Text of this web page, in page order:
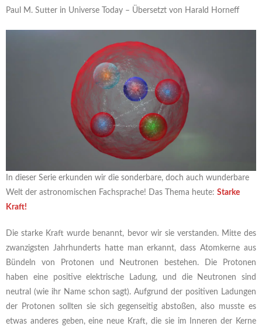
Galerie
Anfahrt
Paul M. Sutter in Universe Today – Übersetzt von Harald Horneff
In dieser Serie erkunden wir die sonderbare, doch auch wunderbare
Welt der astronomischen Fachsprache! Das Thema heute: Starke
Kraft!
Die starke Kraft wurde benannt, bevor wir sie verstanden. Mitte des
zwanzigsten Jahrhunderts hatte man erkannt, dass Atomkerne aus
Bündeln von Protonen und Neutronen bestehen. Die Protonen
haben eine positive elektrische Ladung, und die Neutronen sind
neutral (wie ihr Name schon sagt). Aufgrund der positiven Ladungen
der Protonen sollten sie sich gegenseitig abstoßen, also musste es
etwas anderes geben, eine neue Kraft, die sie im Inneren der Kerne